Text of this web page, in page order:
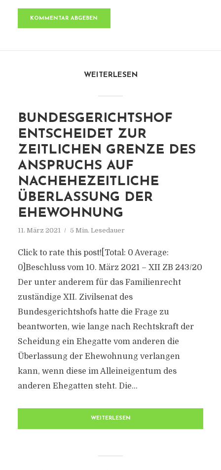
WEITERLESEN
BUNDESGERICHTSHOF
ENTSCHEIDET ZUR
ZEITLICHEN GRENZE DES
ANSPRUCHS AUF
NACHEHEZEITLICHE
ÜBERLASSUNG DER
EHEWOHNUNG
11. März 2021 5 Min. Lesedauer
Click to rate this post![Total: 0 Average:
0]Beschluss vom 10. März 2021 – XII ZB 243/20
Der unter anderem für das Familienrecht
zuständige XII. Zivilsenat des
Bundesgerichtshofs hatte die Frage zu
beantworten, wie lange nach Rechtskraft der
Scheidung ein Ehegatte vom anderen die
Überlassung der Ehewohnung verlangen
kann, wenn diese im Alleineigentum des
anderen Ehegatten steht. Die...
WEITERLESEN